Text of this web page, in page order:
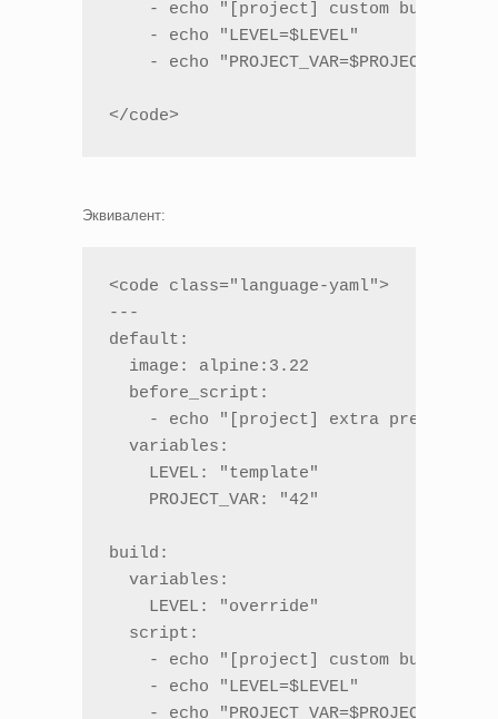
    - echo "[project] custom build"
    - echo "LEVEL=$LEVEL"
    - echo "PROJECT_VAR=$PROJECT_VAR"
</code>
Эквивалент:
<code class="language-yaml">
---
default:
  image: alpine:3.22
  before_script:
    - echo "[project] extra prep"
  variables:
    LEVEL: "template"
    PROJECT_VAR: "42"
build:
  variables:
    LEVEL: "override"
  script:
    - echo "[project] custom build"
    - echo "LEVEL=$LEVEL"
    - echo "PROJECT_VAR=$PROJECT_VAR"